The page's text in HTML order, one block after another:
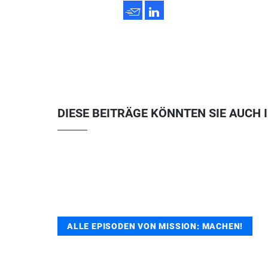
h 3
DIESE BEITRÄGE KÖNNTEN SIE AUCH
ALLE EPISODEN VON MISSION: MACHEN!